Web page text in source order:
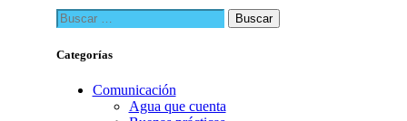
Buscar:
Categorías
Comunicación
Agua que cuenta